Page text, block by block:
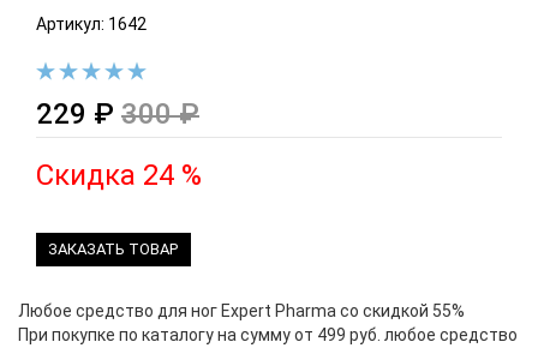
Артикул: 1642
229 ₽ 300 ₽
Скидка 24 %
ЗАКАЗАТЬ ТОВАР
Любое средство для ног Expert Pharma со скидкой 55%
При покупке по каталогу на сумму от 499 руб. любое средство